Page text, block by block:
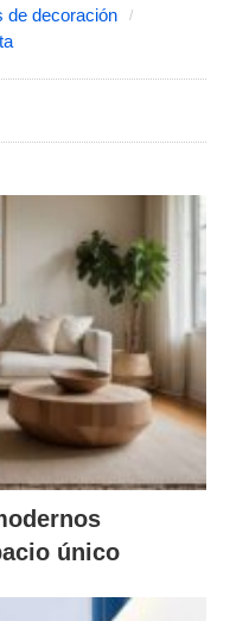
de decoración
único